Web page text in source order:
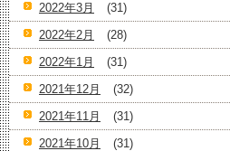
2022年3月
(31)
2022年2月
(28)
2022年1月
(31)
2021年12月
(32)
2021年11月
(31)
2021年10月
(31)